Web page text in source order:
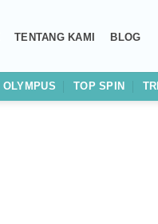
TENTANG KAMI BLOG
OLYMPUS TOP SPIN